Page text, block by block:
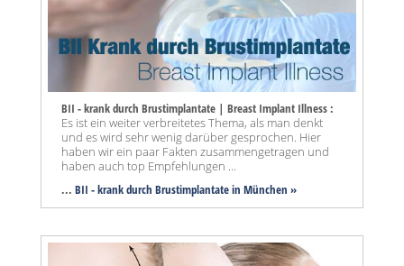
BII - krank durch Brustimplantate | Breast Implant Illness :
Es ist ein weiter verbreitetes Thema, als man denkt
und es wird sehr wenig darüber gesprochen. Hier
haben wir ein paar Fakten zusammengetragen und
haben auch top Empfehlungen ...
... BII - krank durch Brustimplantate in München »